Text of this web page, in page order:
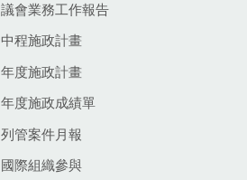
議會業務工作報告
中程施政計畫
年度施政計畫
年度施政成績單
列管案件月報
國際組織參與